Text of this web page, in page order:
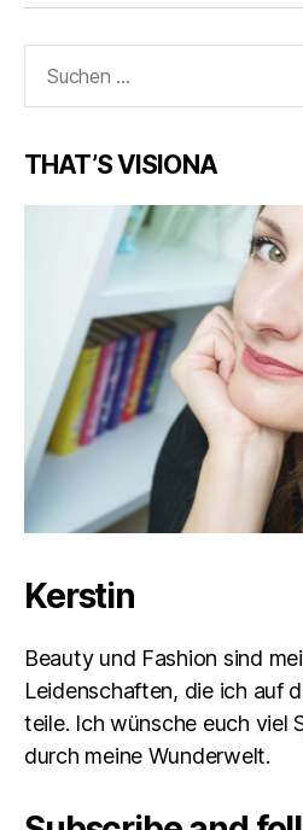
nach:
THAT’S VISIONA
Kerstin
Beauty und Fashion sind
Leidenschaften, die ich auf
teile. Ich wünsche euch viel
durch meine Wunderwelt.